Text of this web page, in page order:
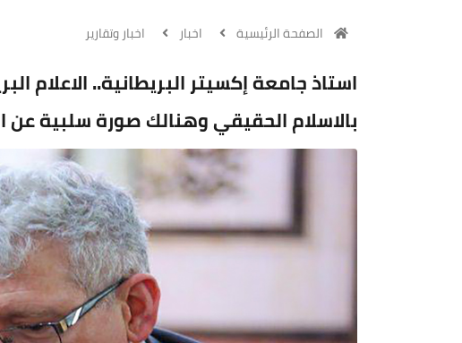
الصفحة الرئيسية اخبار اخبار وتقارير
استاذ جامعة إكسيتر البريطانية.. الاعلام
بالاسلام الحقيقي وهنالك صورة سلبية عن